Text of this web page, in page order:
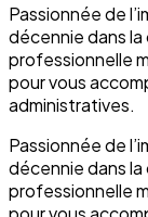
Passionnée de
décennie dans
professionnelle
pour vous
administratives.
Passionnée de
décennie dans
professionnelle